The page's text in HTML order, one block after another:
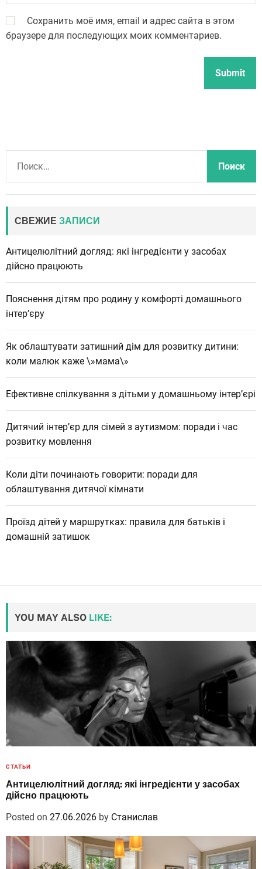
Сохранить моё имя, email и адрес сайта в этом
браузере для последующих моих комментариев.
СВЕЖИЕ ЗАПИСИ
Антицелюлітний догляд: які інгредієнти у засобах
дійсно працюють
Пояснення дітям про родину у комфорті домашнього
інтер’єру
Як облаштувати затишний дім для розвитку дитини:
коли малюк каже \»мама\»
Ефективне спілкування з дітьми у домашньому інтер’єрі
Дитячий інтер’єр для сімей з аутизмом: поради і час
розвитку мовлення
Коли діти починають говорити: поради для
облаштування дитячої кімнати
Проїзд дітей у маршрутках: правила для батьків і
домашній затишок
YOU MAY ALSO LIKE:
СТАТЬИ
Антицелюлітний догляд: які інгредієнти у засобах
дійсно працюють
Posted on 27.06.2026 by Станислав